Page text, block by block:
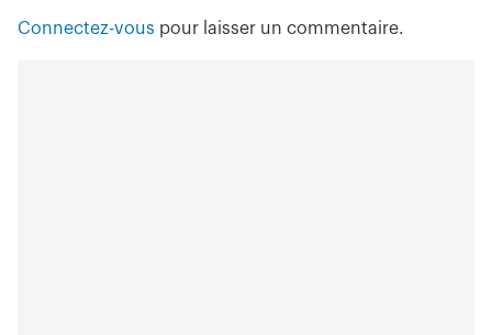
Connectez-vous pour laisser un commentaire.